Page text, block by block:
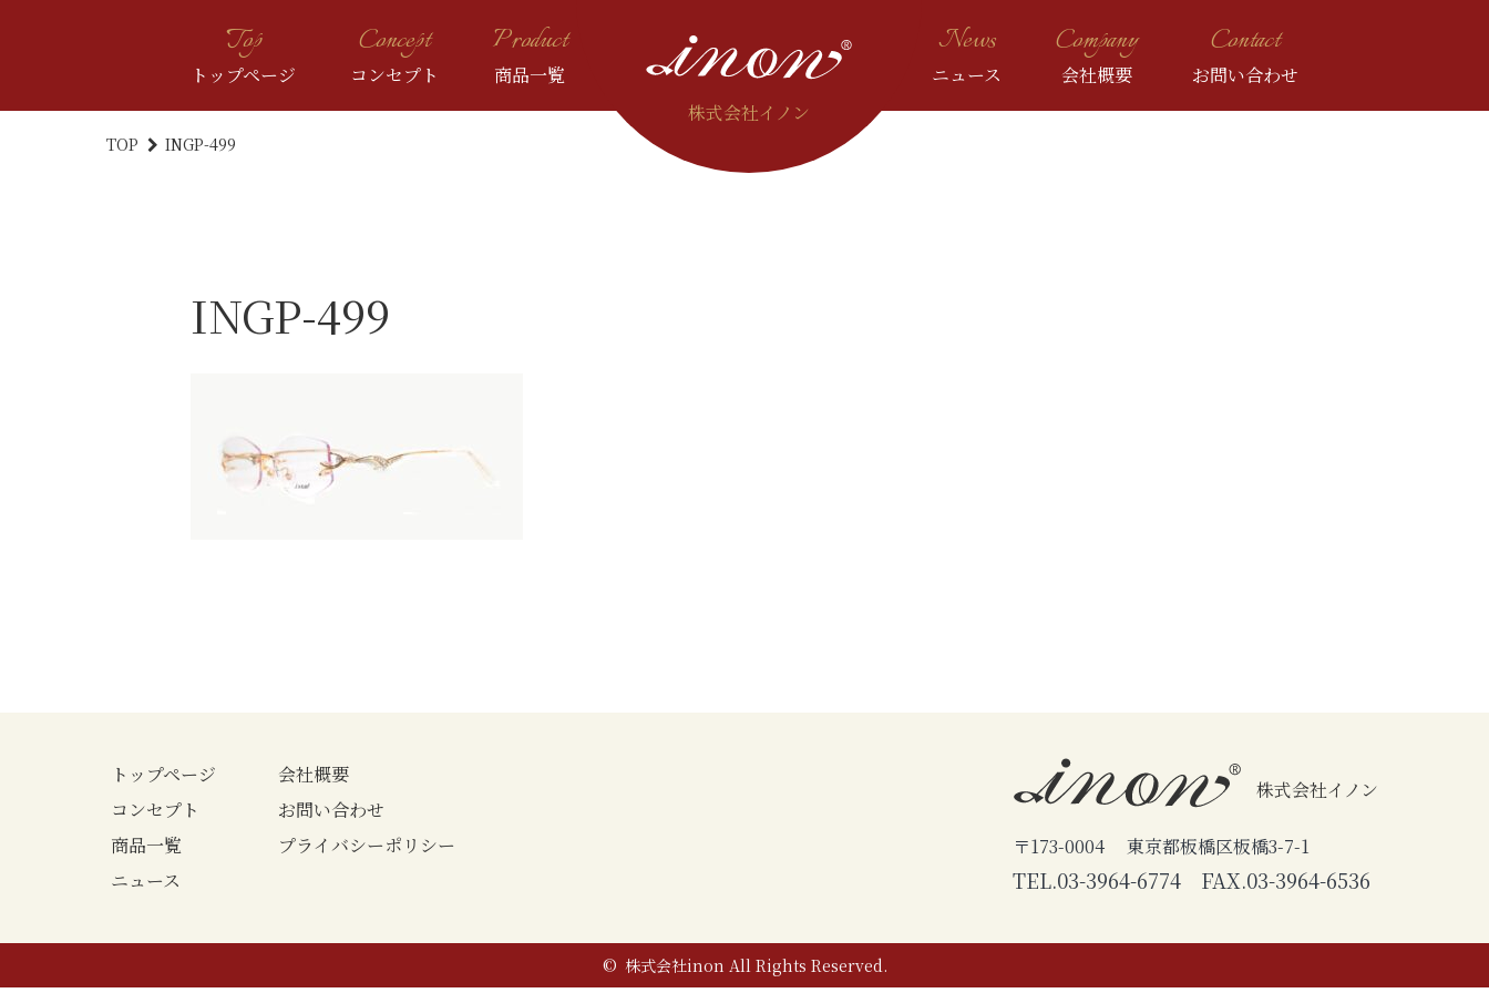
Top
トップページ
Concept
コンセプト
Product
商品一覧
株式会社イノン
News
ニュース
Company
会社概要
Contact
お問い合わせ
TOP INGP-499
INGP-499
トップページ
コンセプト
商品一覧
ニュース
会社概要
お問い合わせ
プライバシーポリシー
株式会社イノン
〒173-0004 東京都板橋区板橋3-7-1
TEL.03-3964-6774 FAX.03-3964-6536
© 株式会社inon All Rights Reserved.